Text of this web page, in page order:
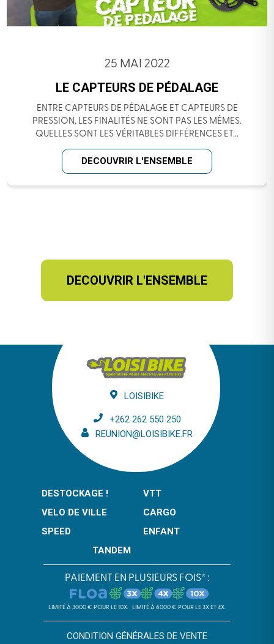
25 MAI 2022
LE CAPTEURS DE PÉDALAGE
ENTRE CAPTEURS DE PÉDALAGE ET CAPTEURS DE
PRESSION, LES FINALITÉS NE SONT PAS LES MÊMES.
QUELLES SONT LES VÉRITABLES DIFFÉRENCES ET...
DECOUVRIR L'ENSEMBLE
DECOUVRIR L'ENSEMBLE
LOISIBIKE
+262 262 550 250
REUNION@LOISIBIKE.FR
DESTOCKAGE !
VTT
VELO DE VILLE
CARGO
SPEED
ENFANT
TANDEM
PAIEMENT EN PLUSIEURS FOIS* :
LIMITÉ À 3000 € POUR LE 10X. LIMITÉ À 6000 € POUR LE 3X ET 4X.
CONDITION GÉNÉRALES DE VENTE